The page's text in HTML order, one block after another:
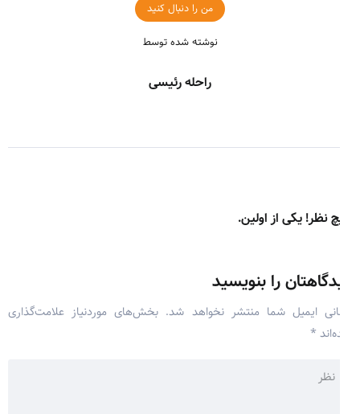
من را دنبال کنید
نوشته شده توسط
راحله رئیسی
نظر! یکی از اولین.
را بنویسید
ایمیل شما منتشر نخواهد شد.
بخش‌های موردنیاز علامت‌گذاری
*